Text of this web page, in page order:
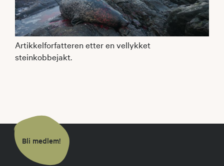
Artikkelforfatteren etter en vellykket
steinkobbejakt.
Bli medlem!